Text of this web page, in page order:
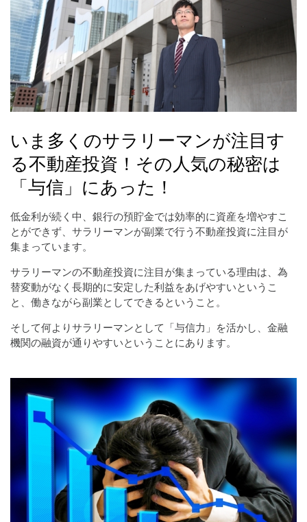
いま多くのサラリーマンが注目す
る不動産投資！その人気の秘密は
「与信」にあった！
低金利が続く中、銀行の預貯金では効率的に資産を増やすこ
とができず、サラリーマンが副業で行う不動産投資に注目が
集まっています。
サラリーマンの不動産投資に注目が集まっている理由は、為
替変動がなく長期的に安定した利益をあげやすいというこ
と、働きながら副業としてできるということ。
そして何よりサラリーマンとして「与信力」を活かし、金融
機関の融資が通りやすいということにあります。